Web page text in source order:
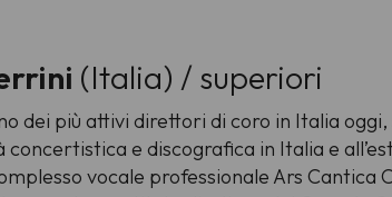
(Italia) / superiori
dei più attivi direttori di coro in Italia oggi,
e discografica in Italia e
vocale professionale Ars Cantica